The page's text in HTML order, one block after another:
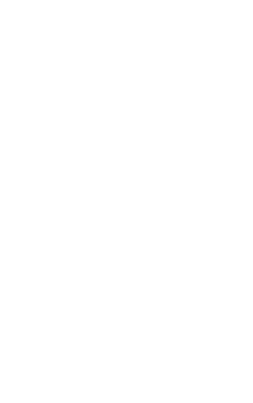
At the rear of the
you can enjoy the sun